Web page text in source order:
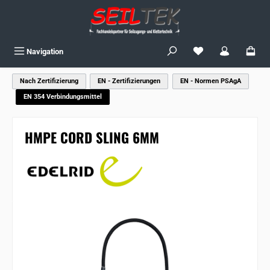
Navigation Du hast 0
Nach Zertifizierung EN - Zertifizierungen
EN - Normen PSAgA
EN 354 Verbindungsmittel
HMPE CORD SLING 6MM